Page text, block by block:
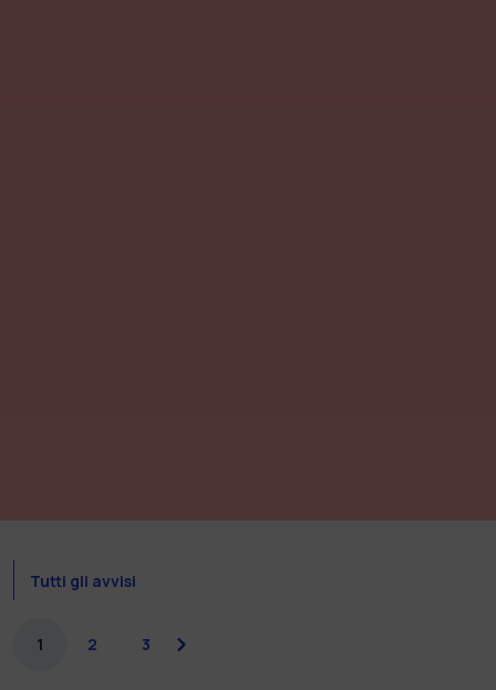
Tutti gli avvisi
1 2 3 next